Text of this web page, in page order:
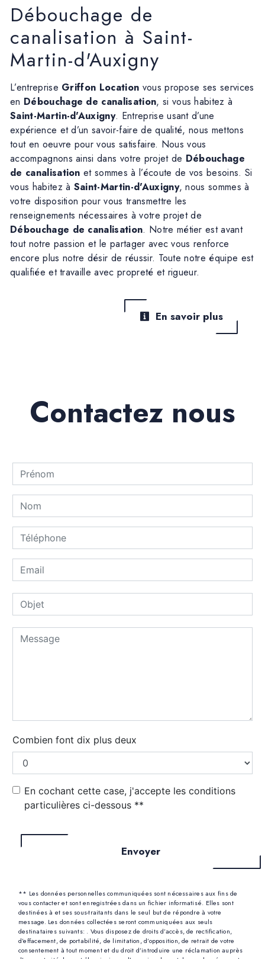
Débouchage de
canalisation à Saint-
Martin-d'Auxigny
L’entreprise Griffon Location vous propose ses services
en Débouchage de canalisation, si vous habitez à
Saint-Martin-d'Auxigny. Entreprise usant d’une
expérience et d’un savoir-faire de qualité, nous mettons
tout en oeuvre pour vous satisfaire. Nous vous
accompagnons ainsi dans votre projet de Débouchage
de canalisation et sommes à l’écoute de vos besoins. Si
vous habitez à Saint-Martin-d'Auxigny, nous sommes à
votre disposition pour vous transmettre les
renseignements nécessaires à votre projet de
Débouchage de canalisation. Notre métier est avant
tout notre passion et le partager avec vous renforce
encore plus notre désir de réussir. Toute notre équipe est
qualifiée et travaille avec propreté et rigueur.
En savoir plus
Contactez nous
Combien font dix plus deux
En cochant cette case, j'accepte les conditions
particulières ci-dessous **
Envoyer
** Les données personnelles communiquées sont nécessaires aux fins de
vous contacter et sont enregistrées dans un fichier informatisé. Elles sont
destinées à et ses sous-traitants dans le seul but de répondre à votre
message. Les données collectées seront communiquées aux seuls
destinataires suivants: . Vous disposez de droits d’accès, de rectification,
d’effacement, de portabilité, de limitation, d’opposition, de retrait de votre
consentement à tout moment et du droit d’introduire une réclamation auprès